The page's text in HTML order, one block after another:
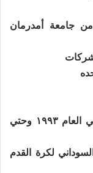
من جامعة أمدرمان
عضو سابق بلجنة المنشآت بنادي المريخ في العام ١٩٩٣ وحتي
لكرة القدم